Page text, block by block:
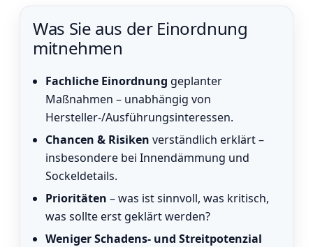
Was Sie aus der Einordnung
mitnehmen
Fachliche Einordnung geplanter
Maßnahmen – unabhängig von
Hersteller-/Ausführungsinteressen.
Chancen & Risiken verständlich erklärt –
insbesondere bei Innendämmung und
Sockeldetails.
Prioritäten – was ist sinnvoll, was kritisch,
was sollte erst geklärt werden?
Weniger Schadens- und Streitpotenzial